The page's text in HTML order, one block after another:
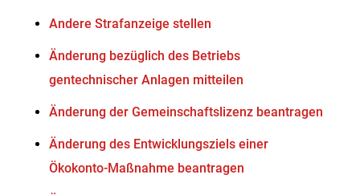
Andere Strafanzeige stellen
Änderung bezüglich des Betriebs
gentechnischer Anlagen mitteilen
Änderung der Gemeinschaftslizenz beantragen
Änderung des Entwicklungsziels einer
Ökokonto-Maßnahme beantragen